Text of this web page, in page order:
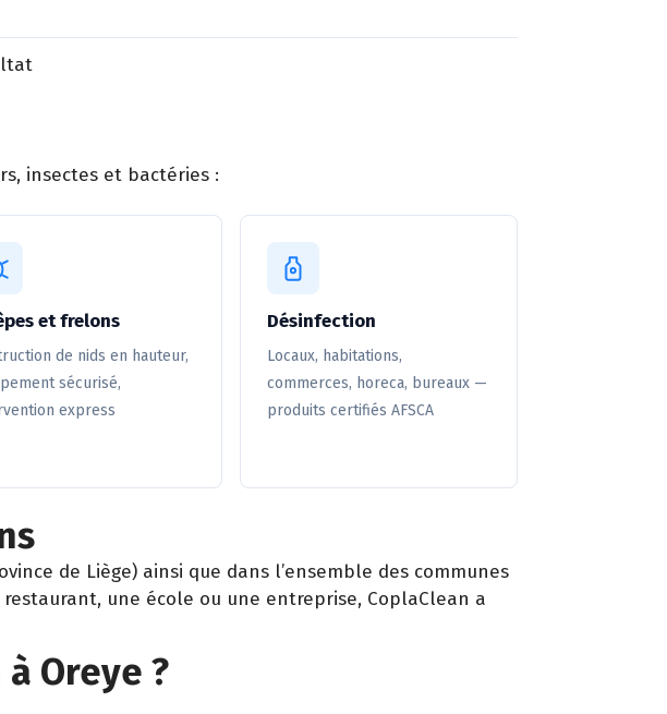
insectes et bactéries :
et frelons
de nids en hauteur,
sécurisé,
express
Désinfection
Locaux, habitations,
commerces, horeca, bureaux —
produits certifiés AFSCA
de Liège) ainsi que dans l’ensemble des communes
une école ou une entreprise, CoplaClean a
Oreye ?